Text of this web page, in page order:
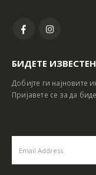
БИДЕТЕ
Добијте ги најновите
Пријавете се за да